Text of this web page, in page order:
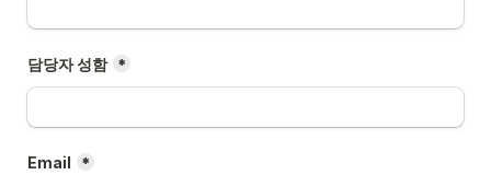
담당자 성함 *
Email *